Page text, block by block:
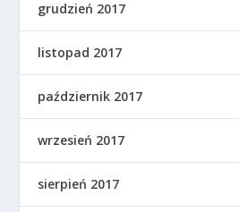
grudzień 2017
listopad 2017
październik 2017
wrzesień 2017
sierpień 2017